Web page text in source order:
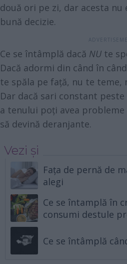
două ori pe zi, dar acesta nu
bună decizie.
Ce se întâmplă dacă NU te
Dacă adormi din când în
te spăla pe față, nu te teme,
Dar dacă sari constant
a tenului poți avea
să devină deranjante.
Vezi și
Fața de pernă de
alegi
Ce se întamplă în
consumi destule
Ce se întâmplă